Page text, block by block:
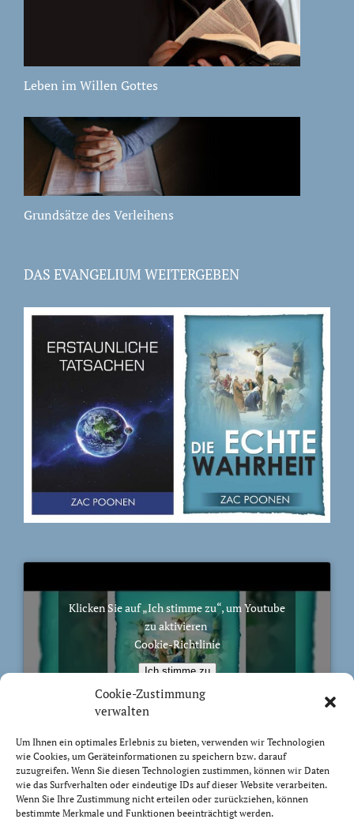
Cookie-Zustimmung
verwalten
Um Ihnen ein optimales Erlebnis zu bieten, verwenden wir Technologien
wie Cookies, um Geräteinformationen zu speichern bzw. darauf
zuzugreifen. Wenn Sie diesen Technologien zustimmen, können wir Daten
wie das Surfverhalten oder eindeutige IDs auf dieser Website verarbeiten.
Wenn Sie Ihre Zustimmung nicht erteilen oder zurückziehen, können
bestimmte Merkmale und Funktionen beeinträchtigt werden.
Leben im Willen Gottes
Grundsätze des Verleihens
DAS EVANGELIUM WEITERGEBEN
Klicken Sie auf „Ich stimme zu“, um Youtube
zu aktivieren
Cookie-Richtlinie
Ich stimme zu
BIBELVERS DES TAGES
Sondern wie der, der euch berufen hat, heilig ist, sollt